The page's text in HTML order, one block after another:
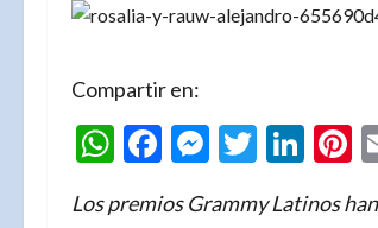
Compartir en:
WhatsApp
Facebook
Los premios Grammy Latinos